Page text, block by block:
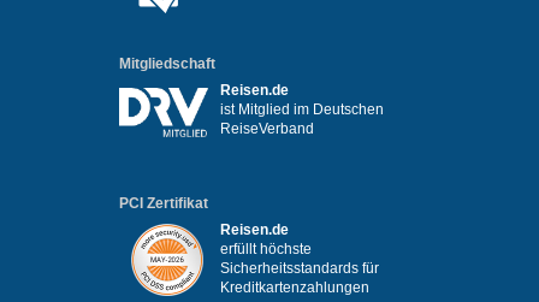
Mitgliedschaft
Reisen.de
ist Mitglied im Deutschen
ReiseVerband
PCI Zertifikat
Reisen.de
erfüllt höchste
Sicherheitsstandards für
Kreditkartenzahlungen